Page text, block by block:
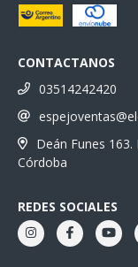
CONTACTANOS
03514242420
Deán Funes 163.
Córdoba
REDES SOCIALES